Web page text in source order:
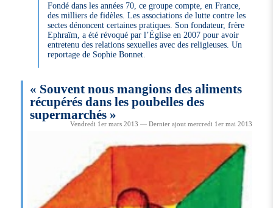
Fondé dans les années 70, ce groupe compte, en France,
des milliers de fidèles. Les associations de lutte contre les
sectes dénoncent certaines pratiques. Son fondateur, frère
Ephraïm, a été révoqué par l’Église en 2007 pour avoir
entretenu des relations sexuelles avec des religieuses. Un
reportage de Sophie Bonnet.
« Souvent nous mangions des aliments
récupérés dans les poubelles des
supermarchés »
Vendredi 1er mars 2013 — Dernier ajout mercredi 1er mai 2013